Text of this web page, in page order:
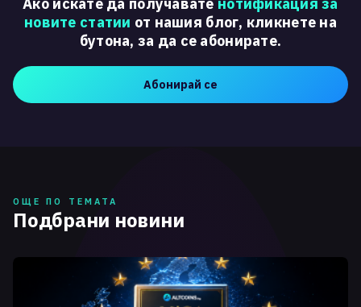
новите статии от нашия блог, кликнете на
бутона, за да се абонирате.
Абонирай се
ОЩЕ ПО ТЕМАТА
Подбрани новини